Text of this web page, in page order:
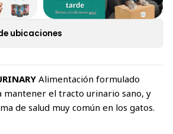
ubicaciones
Alimentación formulado
mantener el tracto urinario sano, y
de salud muy común en los gatos.